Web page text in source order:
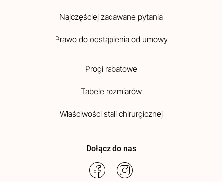
Najczęściej zadawane pytania
Prawo do odstąpienia od umowy
Progi rabatowe
Tabele rozmiarów
Właściwości stali chirurgicznej
Dołącz do nas